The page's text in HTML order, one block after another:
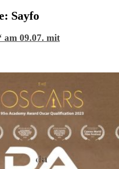
Sayfo
am 09.07. mit